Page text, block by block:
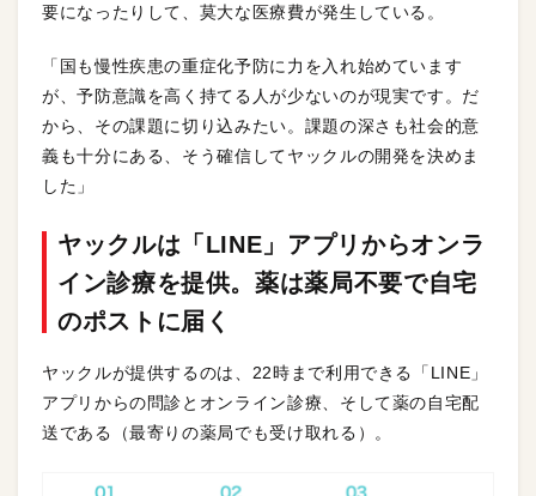
要になったりして、莫大な医療費が発生している。
「国も慢性疾患の重症化予防に力を入れ始めています
が、予防意識を高く持てる人が少ないのが現実です。だ
から、その課題に切り込みたい。課題の深さも社会的意
義も十分にある、そう確信してヤックルの開発を決めま
した」
ヤックルは「LINE」アプリからオンラ
イン診療を提供。薬は薬局不要で自宅
のポストに届く
ヤックルが提供するのは、22時まで利用できる「LINE」
アプリからの問診とオンライン診療、そして薬の自宅配
送である（最寄りの薬局でも受け取れる）。